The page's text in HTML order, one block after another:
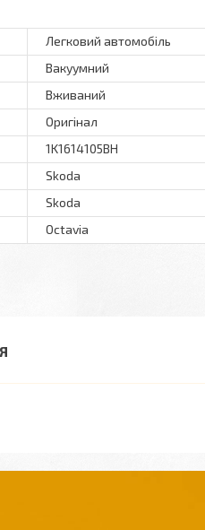
Легковий автомобіль
Вакуумний
Вживаний
Оригінал
1K1614105BH
Skoda
Skoda
Octavia